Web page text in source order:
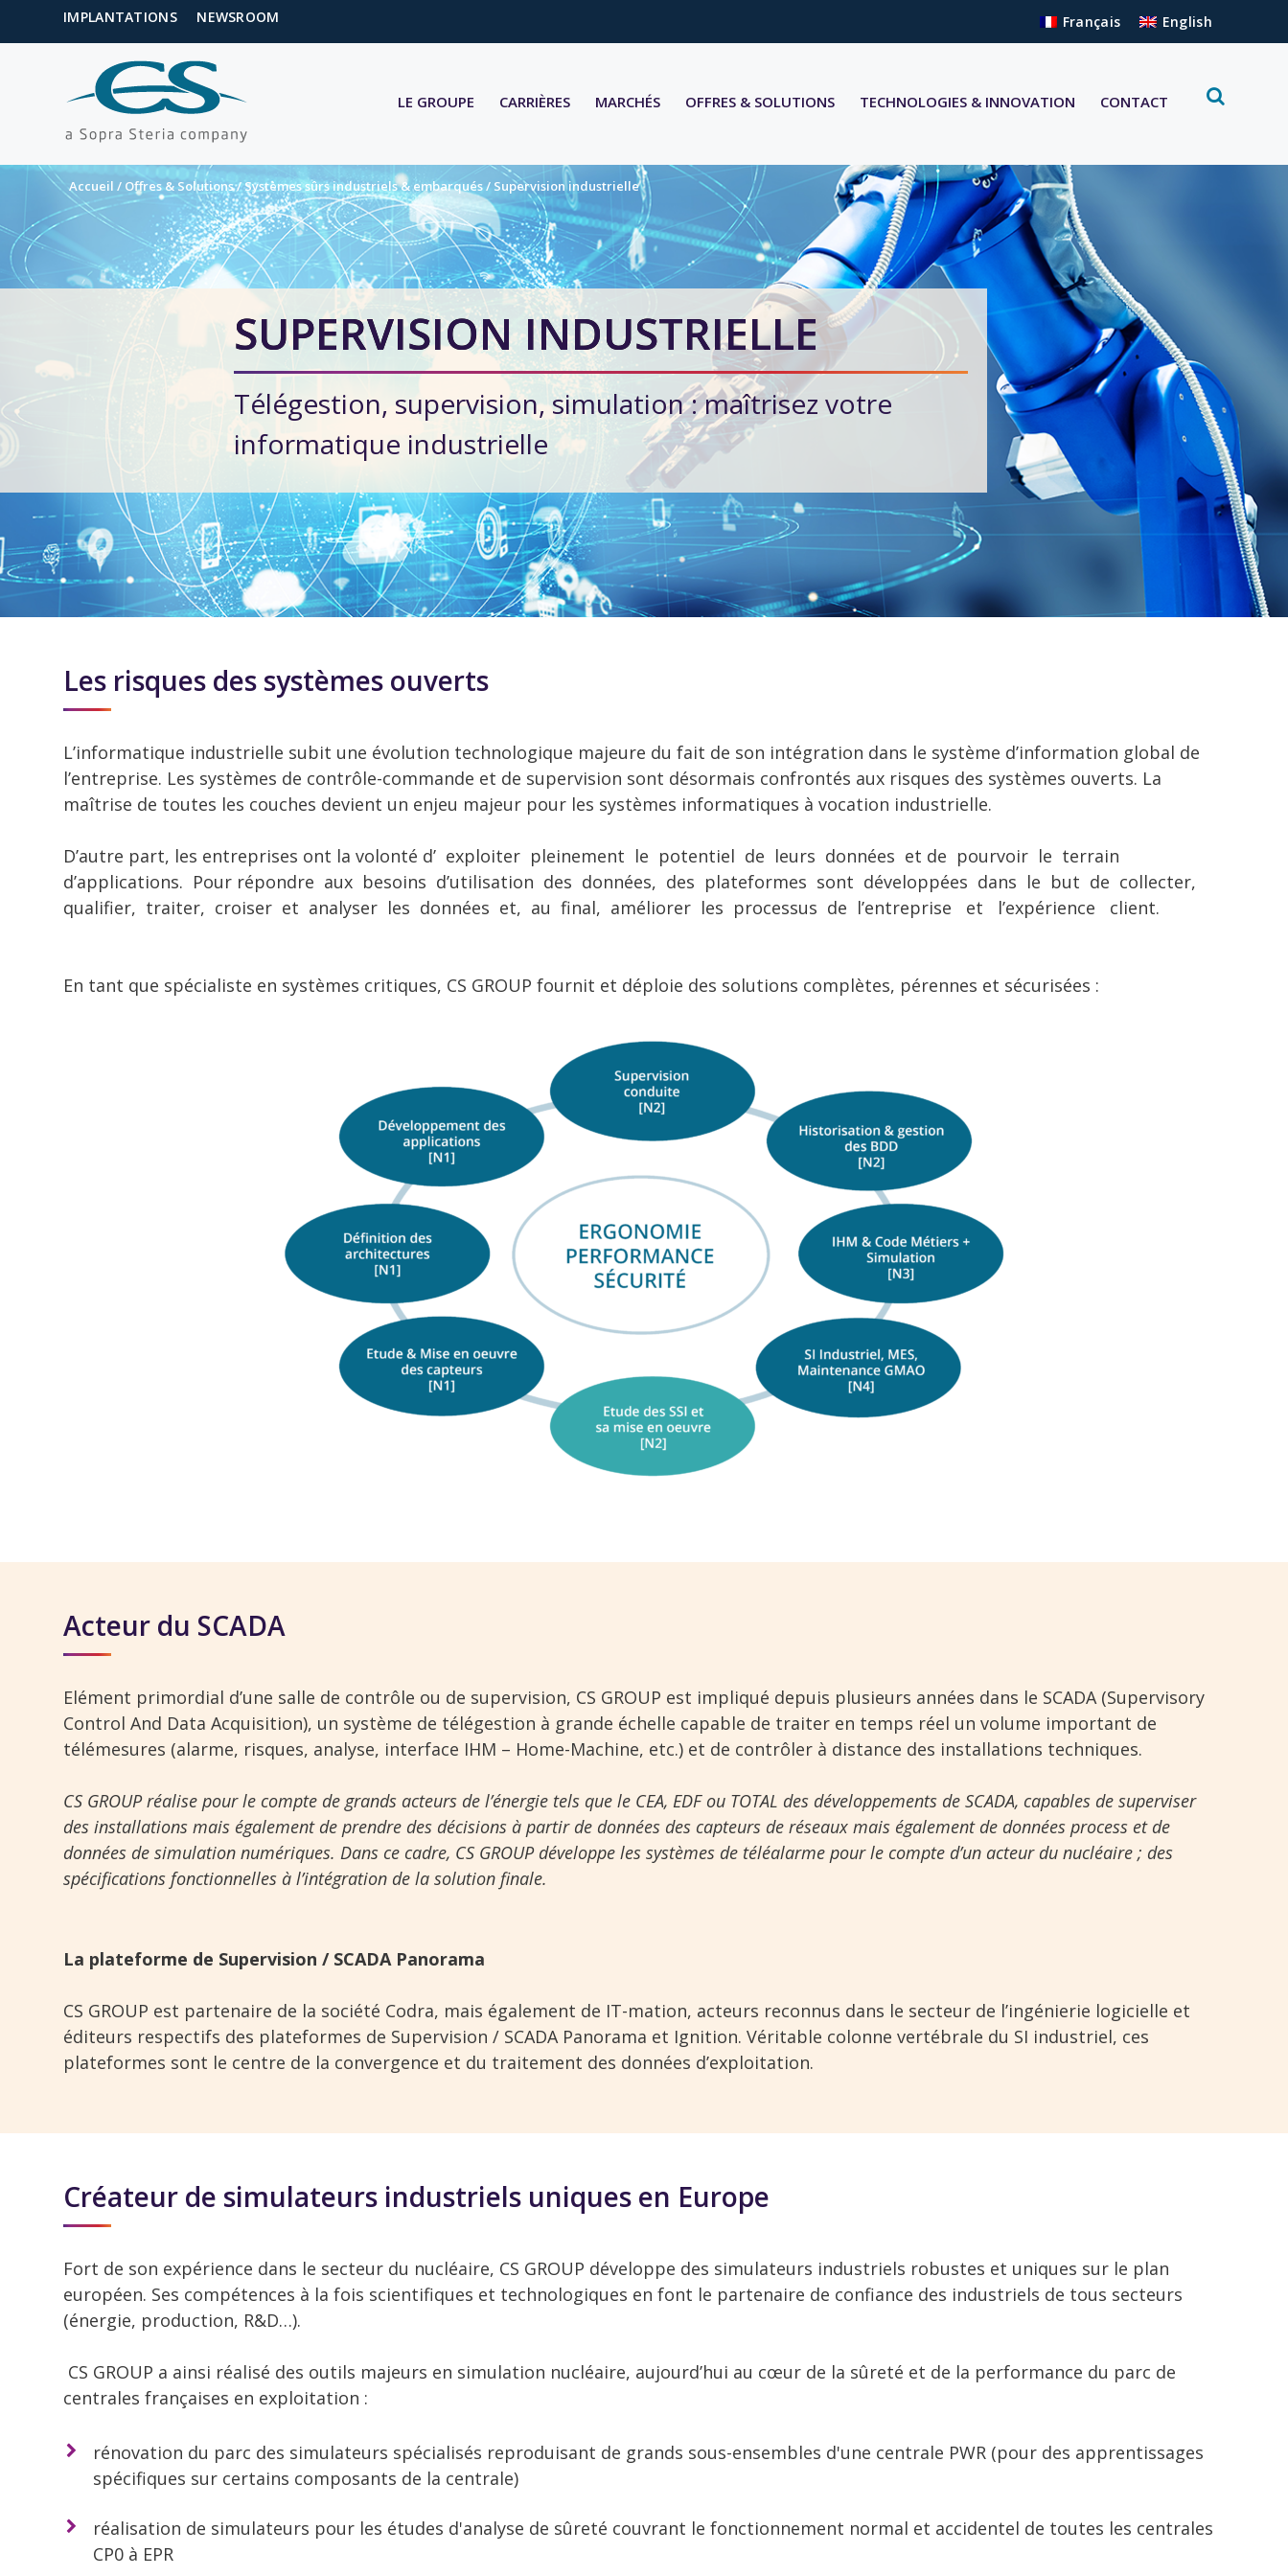
IMPLANTATIONS NEWSROOM Français English
LE GROUPE CARRIÈRES MARCHÉS OFFRES & SOLUTIONS TECHNOLOGIES & INNOVATION CONTACT
Accueil / Offres & Solutions/Systèmes sûrs industriels & embarqués/ Supervision industrielle
SUPERVISION INDUSTRIELLE
Télégestion, supervision, simulation : maîtrisez votre
informatique industrielle
Les risques des systèmes ouverts
L’informatique industrielle subit une évolution technologique majeure du fait de son intégration dans le système d’information global de
l’entreprise. Les systèmes de contrôle-commande et de supervision sont désormais confrontés aux risques des systèmes ouverts. La
maîtrise de toutes les couches devient un enjeu majeur pour les systèmes informatiques à vocation industrielle.
D’autre part, les entreprises ont la volonté d’ exploiter pleinement le potentiel de leurs données et de pourvoir le terrain
d’applications. Pour répondre aux besoins d’utilisation des données, des plateformes sont développées dans le but de collecter,
qualifier, traiter, croiser et analyser les données et, au final, améliorer les processus de l’entreprise et l’expérience client.
En tant que spécialiste en systèmes critiques, CS GROUP fournit et déploie des solutions complètes, pérennes et sécurisées :
Acteur du SCADA
Elément primordial d’une salle de contrôle ou de supervision, CS GROUP est impliqué depuis plusieurs années dans le SCADA (Supervisory
Control And Data Acquisition), un système de télégestion à grande échelle capable de traiter en temps réel un volume important de
télémesures (alarme, risques, analyse, interface IHM – Home-Machine, etc.) et de contrôler à distance des installations techniques.
CS GROUP réalise pour le compte de grands acteurs de l’énergie tels que le CEA, EDF ou TOTAL des développements de SCADA, capables de superviser
des installations mais également de prendre des décisions à partir de données des capteurs de réseaux mais également de données process et de
données de simulation numériques. Dans ce cadre, CS GROUP développe les systèmes de téléalarme pour le compte d’un acteur du nucléaire ; des
spécifications fonctionnelles à l’intégration de la solution finale.
La plateforme de Supervision / SCADA Panorama
CS GROUP est partenaire de la société Codra, mais également de IT-mation, acteurs reconnus dans le secteur de l’ingénierie logicielle et
éditeurs respectifs des plateformes de Supervision / SCADA Panorama et Ignition. Véritable colonne vertébrale du SI industriel, ces
plateformes sont le centre de la convergence et du traitement des données d’exploitation.
Créateur de simulateurs industriels uniques en Europe
Fort de son expérience dans le secteur du nucléaire, CS GROUP développe des simulateurs industriels robustes et uniques sur le plan
européen. Ses compétences à la fois scientifiques et technologiques en font le partenaire de confiance des industriels de tous secteurs
(énergie, production, R&D…).
CS GROUP a ainsi réalisé des outils majeurs en simulation nucléaire, aujourd’hui au cœur de la sûreté et de la performance du parc de
centrales françaises en exploitation :
rénovation du parc des simulateurs spécialisés reproduisant de grands sous-ensembles d'une centrale PWR (pour des apprentissages
spécifiques sur certains composants de la centrale)
réalisation de simulateurs pour les études d'analyse de sûreté couvrant le fonctionnement normal et accidentel de toutes les centrales
CP0 à EPR